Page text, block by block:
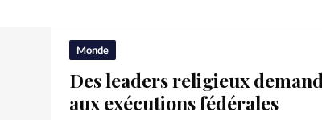
Monde
Des leaders religieux
aux exécutions fédérales